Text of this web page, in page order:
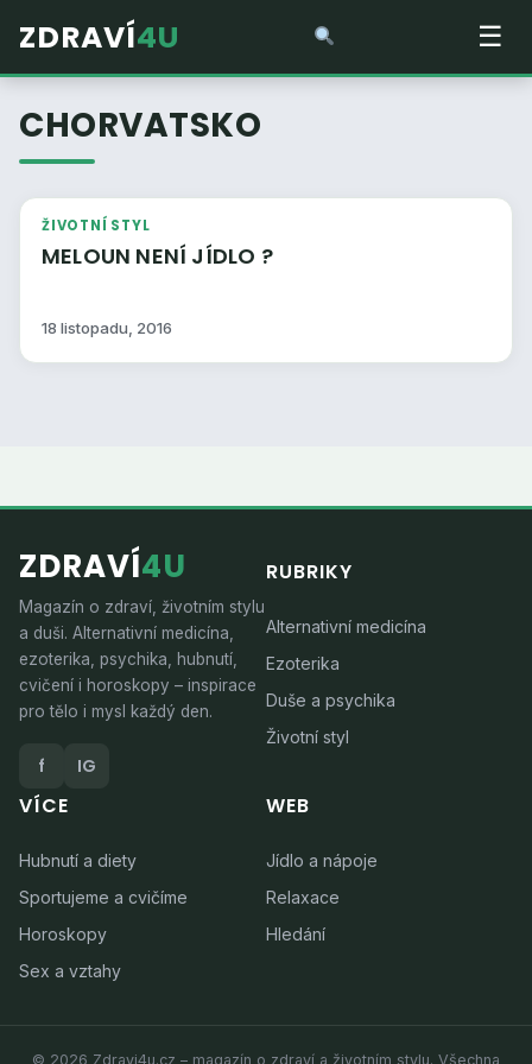
ZDRAVÍ4U ☰
CHORVATSKO
ŽIVOTNÍ STYL
MELOUN NENÍ JÍDLO ?
18 listopadu, 2016
ZDRAVÍ4U
Magazín o zdraví, životním stylu
a duši. Alternativní medicína,
ezoterika, psychika, hubnutí,
cvičení i horoskopy – inspirace
pro tělo i mysl každý den.
f IG
RUBRIKY
Alternativní medicína
Ezoterika
Duše a psychika
Životní styl
VÍCE
Hubnutí a diety
Sportujeme a cvičíme
Horoskopy
Sex a vztahy
WEB
Jídlo a nápoje
Relaxace
Hledání
© 2026 Zdravi4u.cz – magazín o zdraví a životním stylu. Všechna